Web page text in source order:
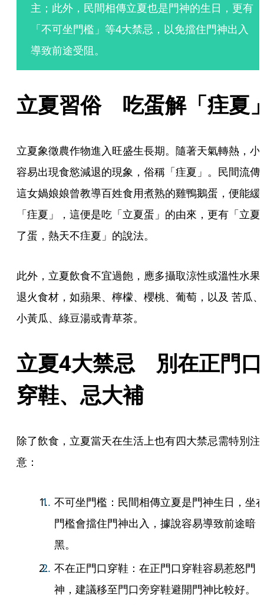
主；此外，民間相傳立夏也是門神的生日，更有
「不可坐門檻」等4大禁忌，以免擋住門神出入
導致前途受阻。
立夏習俗　吃蛋解「疰夏
立夏象徵農作物進入旺盛生長期。隨著天氣轉熱，小
容易出現食慾減退的現象，俗稱「疰夏」。民間流傳
這女媧娘娘曾教導百姓食用煮熟的雞鴨鵝蛋，便能緩
「疰夏」，這便是吃「立夏蛋」的由來，更有「立夏
了蛋，熱天不疰夏」的說法。
此外，立夏飲食不宜過飽，應多攝取涼性或溫性水果
退火食材，如蘋果、檸檬、櫻桃、葡萄，以及 苦瓜、
小黃瓜、綠豆湯或青草茶。
立夏4大禁忌　別在正門口
穿鞋、忌大補
除了飲食，立夏當天在生活上也有四大禁忌需特別注
意：
不可坐門檻：民間相傳立夏是門神生日，坐
門檻會擋住門神出入，據說容易導致前途暗
黑。
不在正門口穿鞋：在正門口穿鞋容易惹怒門
神，建議移至門口旁穿鞋避開門神比較好。